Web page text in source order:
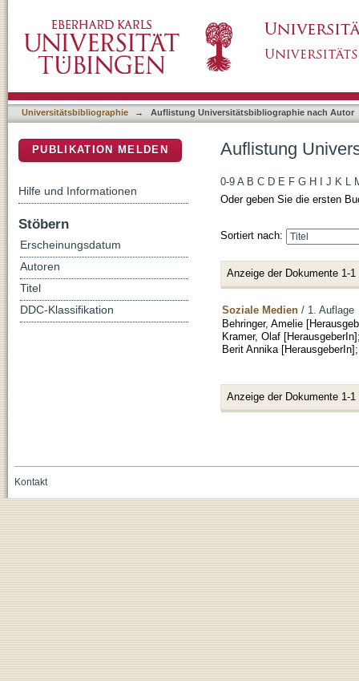
Universitätsbibliographie → Auflistung Universitätsbibliographie nach Autor
Auflistung
0-9 A B C D E F G H J K L
Oder geben Sie die ersten
Sortiert nach:
Anzeige der Dokumente 1-1
Soziale Medien / 1. Auflage
Behringer, Amelie
Kramer, Olaf [HerausgeberIn]
Berit Annika [HerausgeberIn]
Anzeige der Dokumente 1-1
PUBLIKATION MELDEN
Hilfe und Informationen
Stöbern
Erscheinungsdatum
Autoren
Titel
DDC-Klassifikation
Kontakt